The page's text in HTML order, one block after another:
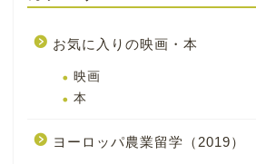
お気に入りの映画・本
映画
本
ヨーロッパ農業留学（2019）